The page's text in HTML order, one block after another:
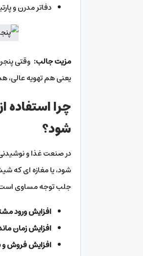
دفاتر مدرن و
مزیت جالب: وقتی
یعنی هم تهویه عالی،
چرا
شود؟
در صنعت غذا و
شود، یا مغازه ای که
جلب توجه مساوی است
افزایش ورود
افزایش زمان
افزایش فروش و